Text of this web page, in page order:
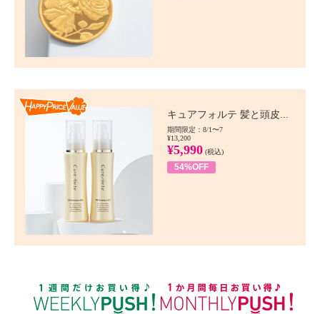
キュアフォルテ 髪と頭皮...
期間限定：8/1〜7
¥13,200
¥5,990 (税込)
54%OFF